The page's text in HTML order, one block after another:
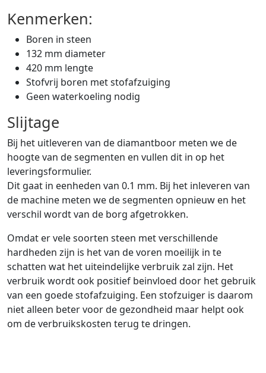
Kenmerken:
Boren in steen
132 mm diameter
420 mm lengte
Stofvrij boren met stofafzuiging
Geen waterkoeling nodig
Slijtage
Bij het uitleveren van de diamantboor meten we de
hoogte van de segmenten en vullen dit in op het
leveringsformulier.
Dit gaat in eenheden van 0.1 mm. Bij het inleveren van
de machine meten we de segmenten opnieuw en het
verschil wordt van de borg afgetrokken.
Omdat er vele soorten steen met verschillende
hardheden zijn is het van de voren moeilijk in te
schatten wat het uiteindelijke verbruik zal zijn. Het
verbruik wordt ook positief beinvloed door het gebruik
van een goede stofafzuiging. Een stofzuiger is daarom
niet alleen beter voor de gezondheid maar helpt ook
om de verbruikskosten terug te dringen.